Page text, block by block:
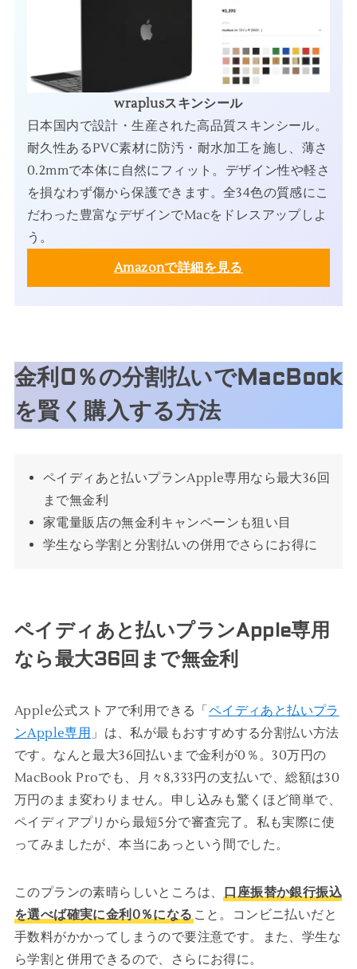
wraplusスキンシール
日本国内で設計・生産された高品質スキンシール。
耐久性あるPVC素材に防汚・耐水加工を施し、薄さ
0.2mmで本体に自然にフィット。デザイン性や軽さ
を損なわず傷から保護できます。全34色の質感にこ
だわった豊富なデザインでMacをドレスアップしよ
う。
Amazonで詳細を見る
金利0％の分割払いでMacBook
を賢く購入する方法
ペイディあと払いプランApple専用なら最大36回
まで無金利
家電量販店の無金利キャンペーンも狙い目
学生なら学割と分割払いの併用でさらにお得に
ペイディあと払いプランApple専用
なら最大36回まで無金利
Apple公式ストアで利用できる「 ペイディあと払いプラ
ンApple専用 」は、私が最もおすすめする分割払い方法
です。なんと最大36回払いまで金利が0％。30万円の
MacBook Proでも、月々8,333円の支払いで、総額は30
万円のまま変わりません。申し込みも驚くほど簡単で、
ペイディアプリから最短5分で審査完了。私も実際に使
ってみましたが、本当にあっという間でした。
このプランの素晴らしいところは、口座振替か銀行振込
を選べば確実に金利0％になること。コンビニ払いだと
手数料がかかってしまうので要注意です。また、学生な
ら学割と併用できるので、さらにお得に。